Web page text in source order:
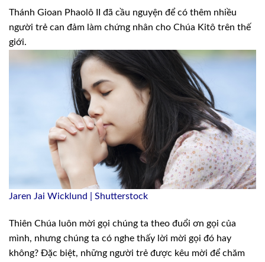
Thánh Gioan Phaolô II đã cầu nguyện để có thêm nhiều
người trẻ can đảm làm chứng nhân cho Chúa Kitô trên thế
giới.
Jaren Jai Wicklund | Shutterstock
Thiên Chúa luôn mời gọi chúng ta theo đuổi ơn gọi của
mình, nhưng chúng ta có nghe thấy lời mời gọi đó hay
không? Đặc biệt, những người trẻ được kêu mời để chăm